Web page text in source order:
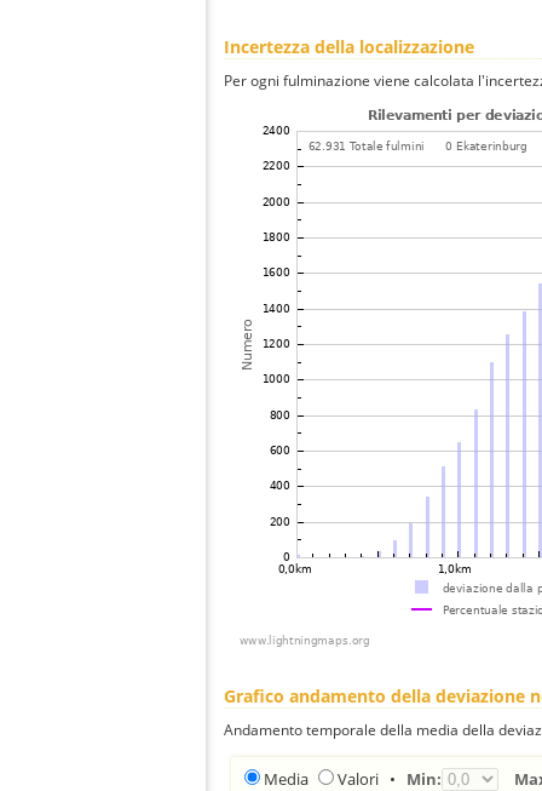
Incertezza della localizzazione
Per ogni fulminazione viene calcolata
Grafico andamento della deviazione
Andamento temporale della media della
Media Valori • Min: